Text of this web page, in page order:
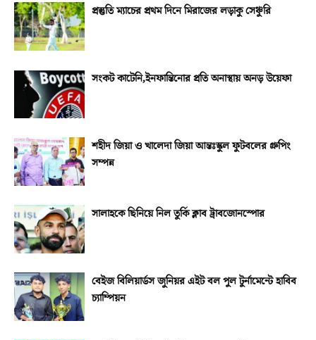
প্রস্তুতি ম্যাচের প্রথম দিনে মিরাজের লড়াকু সেঞ্চুরি
সংকট কাটেনি,ইনফান্তিনোর প্রতি অনাস্থায় অনড় উয়েফা
শহীদ জিয়া ও খালেদা জিয়া আন্তঃস্কুল ফুটবলের গ্রুপিং
সম্পন্ন
সালাহকে ছিনিয়ে নিল তুর্কি ক্লাব ট্রাবজোনস্পোর
বেইজ বিলিয়ার্ডস জুনিয়র এইট বল পুল টুর্নামেন্টে হাবিব
চ্যাম্পিয়ন